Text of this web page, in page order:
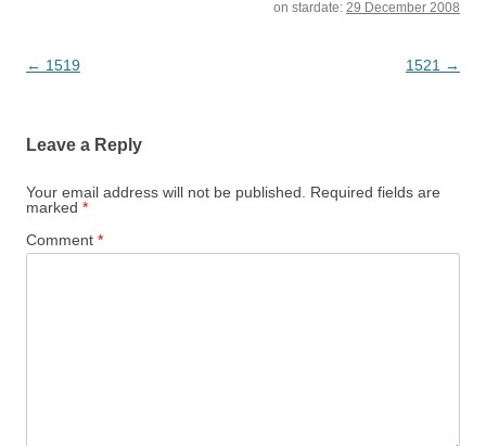
Таксиджия да си е по-
on stardate: 29 December 2008
Post
← 1519 1521 →
Leave a Reply
Your email address will not be published.
Required fields are
marked *
Comment *